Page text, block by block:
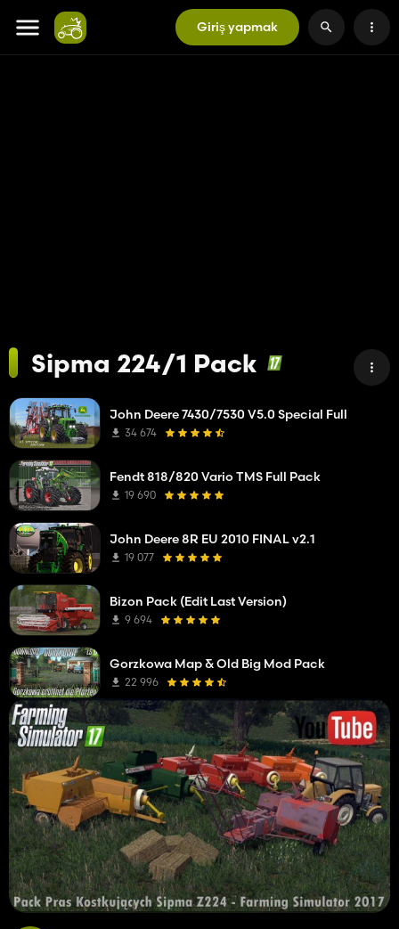
Giriş yapmak
Sipma 224/1 Pack
John Deere 7430/7530 V5.0 Special Full
34 674
Fendt 818/820 Vario TMS Full Pack
19 690
John Deere 8R EU 2010 FINAL v2.1
19 077
Bizon Pack (Edit Last Version)
9 694
Gorzkowa Map & Old Big Mod Pack
22 996